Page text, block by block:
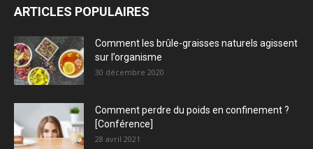
ARTICLES POPULAIRES
Comment les brûle-graisses naturels agissent
sur l’organisme
30 décembre 2020
Comment perdre du poids en confinement ?
[Conférence]
28 avril 2021